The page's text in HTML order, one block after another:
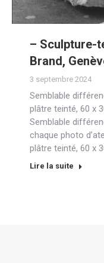
– Sculpture-
Brand,
3 septembre 2024
Semblable
plâtre teinté, 60 x
Semblable
chaque photo
plâtre teinté, 60 x
Lire la suite